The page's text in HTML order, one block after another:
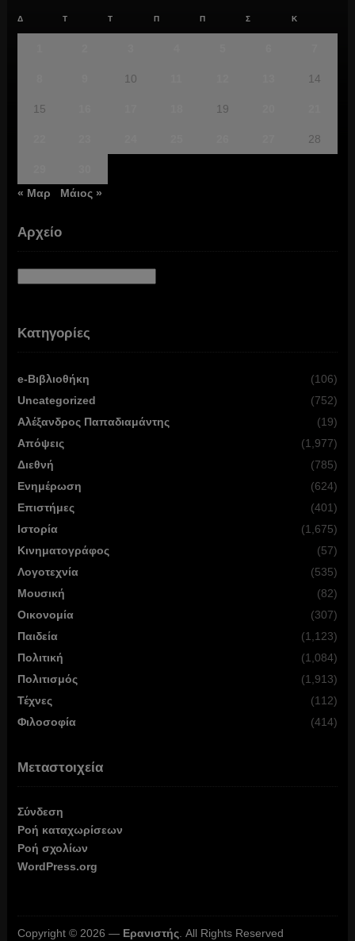
Δ Τ Τ Π Π Σ Κ
10 14
15 19
28
« Μαρ
Μάιος »
Αρχείο
Κατηγορίες
e-Βιβλιοθήκη
(106)
Uncategorized
(752)
Αλέξανδρος Παπαδιαμάντης
(19)
Απόψεις
(1,977)
Διεθνή
(785)
Ενημέρωση
(624)
Επιστήμες
(401)
Ιστορία
(1,675)
Κινηματογράφος
(57)
Λογοτεχνία
(535)
Μουσική
(82)
Οικονομία
(307)
Παιδεία
(1,123)
Πολιτική
(1,084)
Πολιτισμός
(1,913)
Τέχνες
(112)
Φιλοσοφία
(414)
Μεταστοιχεία
Σύνδεση
Ροή καταχωρίσεων
Ροή σχολίων
WordPress.org
Copyright © 2026 — Ερανιστής. All Rights Reserved